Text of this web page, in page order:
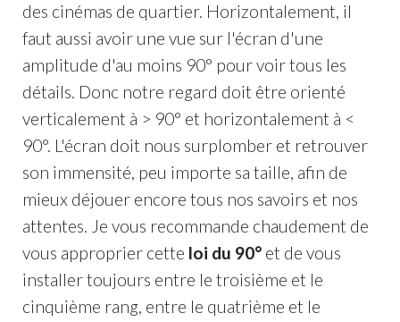
des cinémas de quartier. Horizontalement, il
faut aussi avoir une vue sur l'écran d'une
amplitude d'au moins 90° pour voir tous les
détails. Donc notre regard doit être orienté
verticalement à > 90° et horizontalement à <
90°. L'écran doit nous surplomber et retrouver
son immensité, peu importe sa taille, afin de
mieux déjouer encore tous nos savoirs et nos
attentes. Je vous recommande chaudement de
vous approprier cette loi du 90°et de vous
installer toujours entre le troisième et le
cinquième rang, entre le quatrième et le